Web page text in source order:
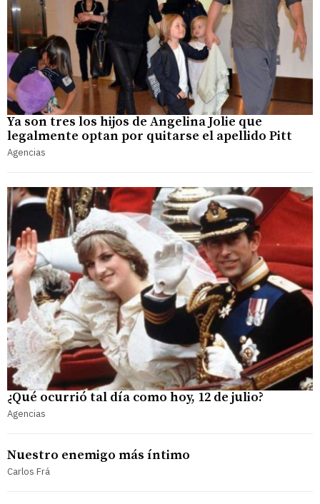
Ya son tres los hijos de Angelina Jolie que
legalmente optan por quitarse el apellido Pitt
Agencias
¿Qué ocurrió tal día como hoy, 12 de julio?
Agencias
Nuestro enemigo más íntimo
Carlos Frá